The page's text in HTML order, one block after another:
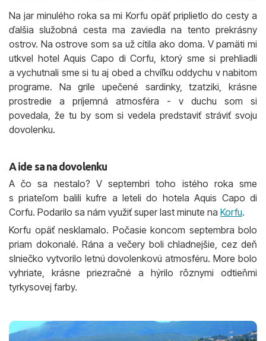
Na jar minulého roka sa mi Korfu opäť priplietlo do cesty a
ďalšia služobná cesta ma zaviedla na tento prekrásny
ostrov. Na ostrove som sa už cítila ako doma. V pamäti mi
utkvel hotel Aquis Capo di Corfu, ktorý sme si prehliadli
a vychutnali sme si tu aj obed a chvíľku oddychu v nabitom
programe. Na grile upečené sardinky, tzatziki, krásne
prostredie a príjemná atmosféra - v duchu som si
povedala, že tu by som si vedela predstaviť stráviť svoju
dovolenku.
A ide sa na dovolenku
A čo sa nestalo? V septembri toho istého roka sme
s priateľom balili kufre a leteli do hotela Aquis Capo di
Corfu. Podarilo sa nám využiť super last minute na Korfu.
Korfu opäť nesklamalo. Počasie koncom septembra bolo
priam dokonalé. Rána a večery boli chladnejšie, cez deň
slniečko vytvorilo letnú dovolenkovú atmosféru. More bolo
vyhriate, krásne priezračné a hýrilo rôznymi odtieňmi
tyrkysovej farby.